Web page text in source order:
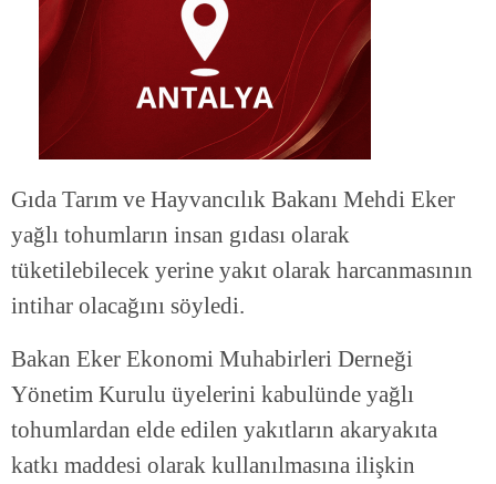
Gıda Tarım ve Hayvancılık Bakanı Mehdi Eker
yağlı tohumların insan gıdası olarak
tüketilebilecek yerine yakıt olarak harcanmasının
intihar olacağını söyledi.
Bakan Eker Ekonomi Muhabirleri Derneği
Yönetim Kurulu üyelerini kabulünde yağlı
tohumlardan elde edilen yakıtların akaryakıta
katkı maddesi olarak kullanılmasına ilişkin